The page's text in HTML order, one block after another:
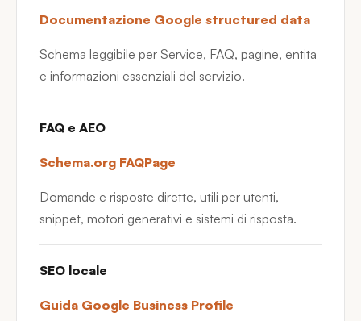
Documentazione Google structured data
Schema leggibile per Service, FAQ, pagine, entita
e informazioni essenziali del servizio.
FAQ e AEO
Schema.org FAQPage
Domande e risposte dirette, utili per utenti,
snippet, motori generativi e sistemi di risposta.
SEO locale
Guida Google Business Profile